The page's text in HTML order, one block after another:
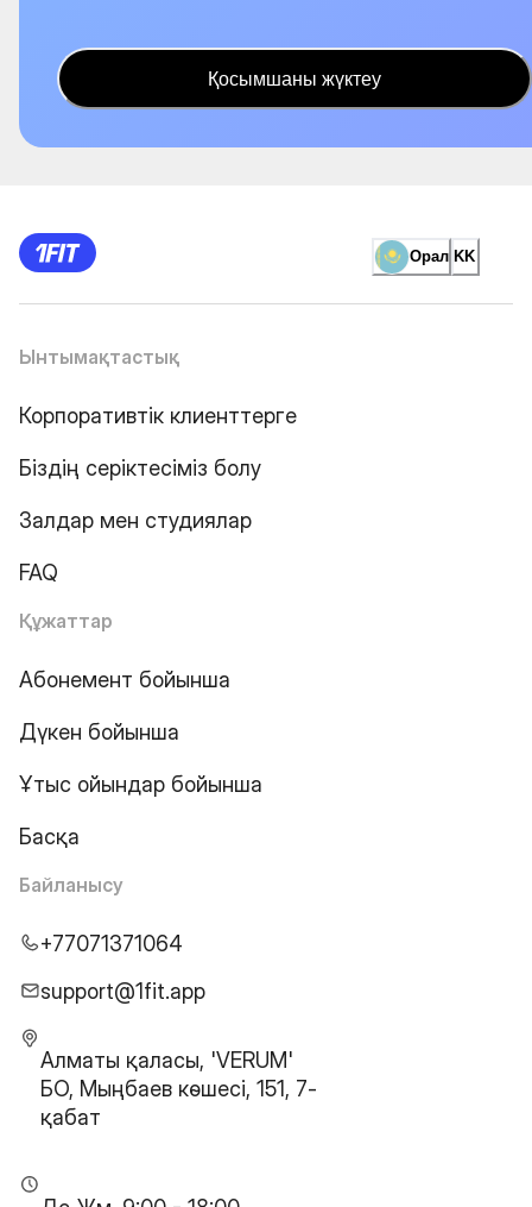
Қосымшаны жүктеу
Орал KK
Ынтымақтастық
Корпоративтік клиенттерге
Біздің серіктесіміз болу
Залдар мен студиялар
FAQ
Құжаттар
Абонемент бойынша
Дүкен бойынша
Ұтыс ойындар бойынша
Басқа
Байланысу
+77071371064
support@1fit.app
Алматы қаласы, 'VERUM'
БО, Мыңбаев көшесі, 151, 7-
қабат